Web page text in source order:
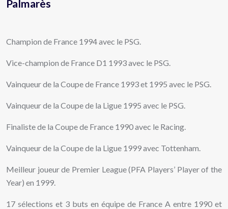
Palmarès
Champion de France 1994 avec le PSG.
Vice-champion de France D1 1993 avec le PSG.
Vainqueur de la Coupe de France 1993 et 1995 avec le PSG.
Vainqueur de la Coupe de la Ligue 1995 avec le PSG.
Finaliste de la Coupe de France 1990 avec le Racing.
Vainqueur de la Coupe de la Ligue 1999 avec Tottenham.
Meilleur joueur de Premier League (PFA Players’ Player of the
Year) en 1999.
17 sélections et 3 buts en équipe de France A entre 1990 et